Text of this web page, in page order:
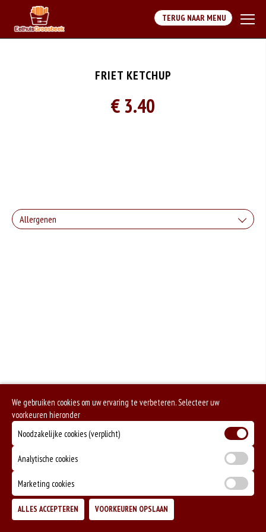
TERUG NAAR MENU
FRIET KETCHUP
€ 3.40
Allergenen
We gebruiken cookies om uw ervaring te verbeteren. Selecteer uw
voorkeuren hieronder
Noodzakelijke cookies (verplicht)
Analytische cookies
Marketing cookies
ALLES ACCEPTEREN VOORKEUREN OPSLAAN